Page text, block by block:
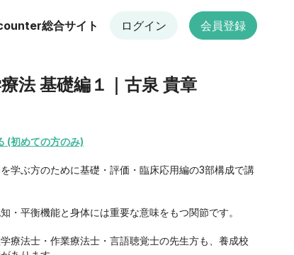
総合サイト ログイン 会員登録
法 基礎編１｜古泉 貴章
(初めての方のみ)
学ぶ方のために基礎・評価・臨床応用編の3部構成で講
・平衡機能と身体には重要な意味をもつ関節です。
療法士・作業療法士・言語聴覚士の先生方も、養成校